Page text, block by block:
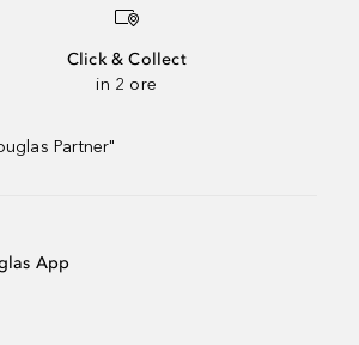
Click & Collect
in 2 ore
Partner"
App